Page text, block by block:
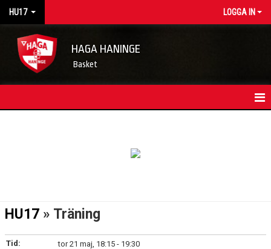
HU17 LOGGA IN
HAGA HANINGE
Basket
HU17 » Träning
Tid:
tor 21 maj, 18:15 - 19:30